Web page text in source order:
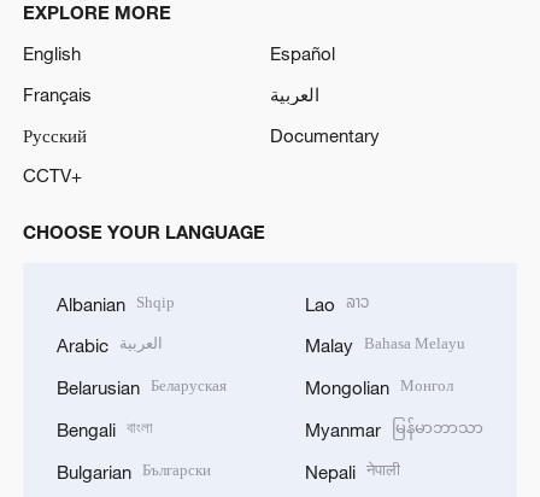
EXPLORE MORE
English
Español
Français
العربية
Русский
Documentary
CCTV+
CHOOSE YOUR LANGUAGE
Albanian Shqip
Arabic العربية
Belarusian Беларуская
Bengali বাংলা
Bulgarian Български
Lao ລາວ
Malay Bahasa Melayu
Mongolian Монгол
Myanmar မြန်မာဘာသာ
Nepali नेपाली